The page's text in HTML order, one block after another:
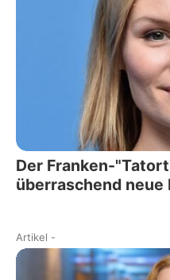
Der Franken-
überraschend neue
Artikel -